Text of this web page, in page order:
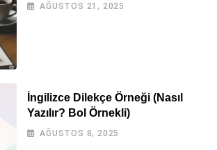
AĞUSTOS 21, 2025
İngilizce Dilekçe Örneği (Nasıl
Yazılır? Bol Örnekli)
AĞUSTOS 8, 2025